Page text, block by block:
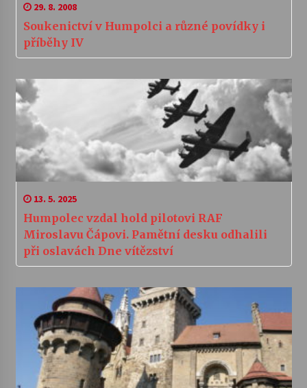
29. 8. 2008
Soukenictví v Humpolci a různé povídky i
příběhy IV
13. 5. 2025
Humpolec vzdal hold pilotovi RAF
Miroslavu Čápovi. Pamětní desku odhalili
při oslavách Dne vítězství